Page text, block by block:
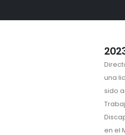
una
sido
en el